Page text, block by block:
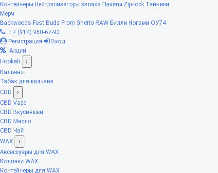
Контейнеры Нейтрализаторы запаха Пакеты Zip-lock Тайники
Мерч
Backwoods Fast Buds From Ghetto RAW Билли Ногами ОУ74
+7 (914) 960-67-90
Регистрация
Вход
Акции
Hookah
›
Кальяны
Табак для кальяна
CBD
›
CBD Vape
CBD Вкусняшки
CBD Масло
CBD Чай
WAX
›
Аксессуары для WAX
Колпаки WAX
Контейнеры для WAX